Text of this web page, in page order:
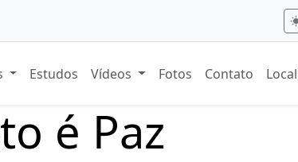
Estudos Vídeos Fotos Contato
é Paz